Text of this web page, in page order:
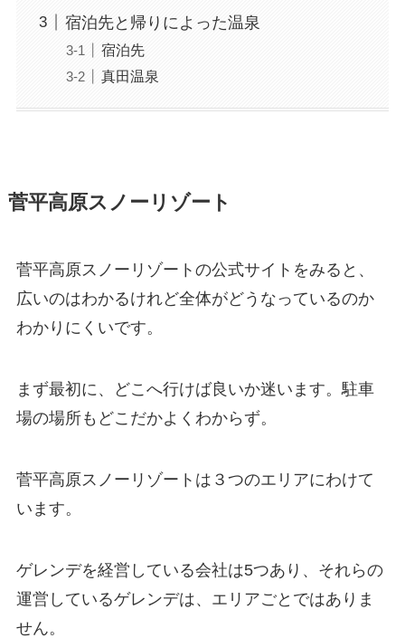
宿泊先と帰りによった温泉
宿泊先
真田温泉
菅平高原スノーリゾート
菅平高原スノーリゾートの公式サイトをみると、
広いのはわかるけれど全体がどうなっているのか
わかりにくいです。
まず最初に、どこへ行けば良いか迷います。駐車
場の場所もどこだかよくわからず。
菅平高原スノーリゾートは３つのエリアにわけて
います。
ゲレンデを経営している会社は5つあり、それらの
運営しているゲレンデは、エリアごとではありま
せん。